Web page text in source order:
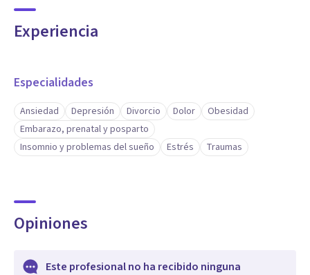
Experiencia
Especialidades
Ansiedad Depresión Divorcio Dolor
Obesidad
Embarazo, prenatal y posparto
Insomnio y problemas del sueño
Estrés Traumas
Opiniones
Este profesional no ha recibido ninguna